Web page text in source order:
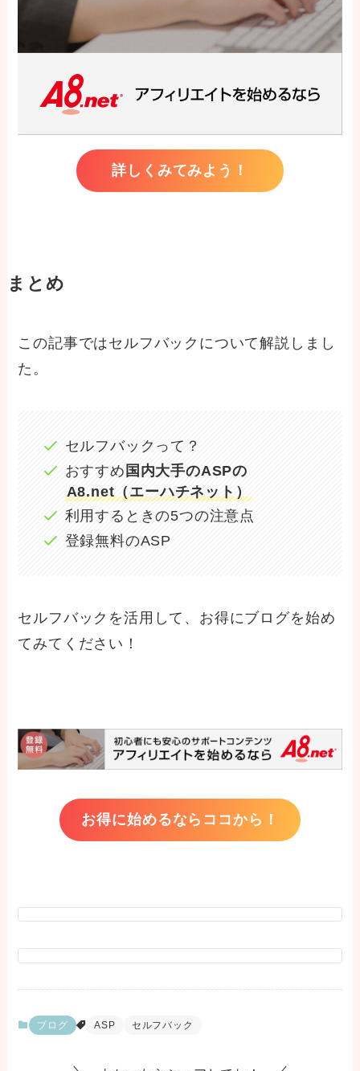
詳しくみてみよう！
まとめ
この記事ではセルフバックについて解説しまし
た。
セルフバックって？
おすすめ 国内大手のASPの
A8.net（エーハチネット）
利用するときの5つの注意点
登録無料のASP
セルフバックを活用して、お得にブログを始め
てみてください！
お得に始めるならココから！
ブログ ASP セルフバック